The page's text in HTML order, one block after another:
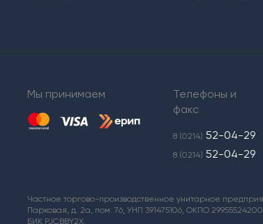
Телефоны и
факс
8 (0214) 52-04-29
8 (0214) 52-04-29
Мы принимаем
Частное торгово-производственное унитарное
Парковая, д. 2а, пом. 76, УНП 391475106, ОКПО
БИК PJCBBY2X.